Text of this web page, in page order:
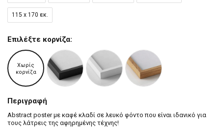
115 x 170 εκ.
Επιλέξτε κορνίζα:
Χωρίς
κορνίζα
Περιγραφή
Abstract poster με καφέ κλαδί σε λευκό φόντο που είναι ιδανικό για
τους λάτρεις της αφηρημένης τέχνης!